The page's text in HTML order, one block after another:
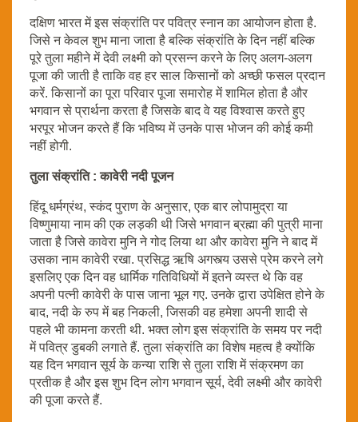
दक्षिण भारत में इस संक्रांति पर पवित्र स्नान का आयोजन होता है.
जिसे न केवल शुभ माना जाता है बल्कि संक्रांति के दिन नहीं बल्कि
पूरे तुला महीने में देवी लक्ष्मी को प्रसन्न करने के लिए अलग-अलग
पूजा की जाती है ताकि वह हर साल किसानों को अच्छी फसल प्रदान
करें. किसानों का पूरा परिवार पूजा समारोह में शामिल होता है और
भगवान से प्रार्थना करता है जिसके बाद वे यह विश्वास करते हुए
भरपूर भोजन करते हैं कि भविष्य में उनके पास भोजन की कोई कमी
नहीं होगी.
तुला संक्रांति : कावेरी नदी पूजन
हिंदू धर्मग्रंथ, स्कंद पुराण के अनुसार, एक बार लोपामुद्रा या
विष्णुमाया नाम की एक लड़की थी जिसे भगवान ब्रह्मा की पुत्री माना
जाता है जिसे कावेरा मुनि ने गोद लिया था और कावेरा मुनि ने बाद में
उसका नाम कावेरी रखा. प्रसिद्ध ऋषि अगस्त्य उससे प्रेम करने लगे
इसलिए एक दिन वह धार्मिक गतिविधियों में इतने व्यस्त थे कि वह
अपनी पत्नी कावेरी के पास जाना भूल गए. उनके द्वारा उपेक्षित होने के
बाद, नदी के रुप में बह निकली, जिसकी वह हमेशा अपनी शादी से
पहले भी कामना करती थी. भक्त लोग इस संक्रांति के समय पर नदी
में पवित्र डुबकी लगाते हैं. तुला संक्रांति का विशेष महत्व है क्योंकि
यह दिन भगवान सूर्य के कन्या राशि से तुला राशि में संक्रमण का
प्रतीक है और इस शुभ दिन लोग भगवान सूर्य, देवी लक्ष्मी और कावेरी
की पूजा करते हैं.